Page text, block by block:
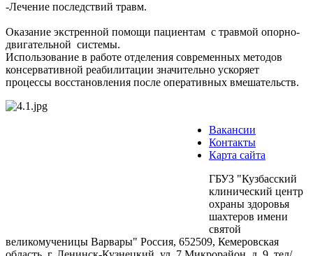
-Лечение последствий травм.
Оказание экстренной помощи пациентам с травмой опорно-
двигательной системы.
Использование в работе отделения современных методов
консервативной реабилитации значительно ускоряет
процессы восстановления после оперативных вмешательств.
Вакансии
Контакты
Карта сайта
ГБУЗ "Кузбасский
клинический центр
охраны здоровья
шахтеров имени
святой
великомученицы Варвары" Россия, 652509, Кемеровская